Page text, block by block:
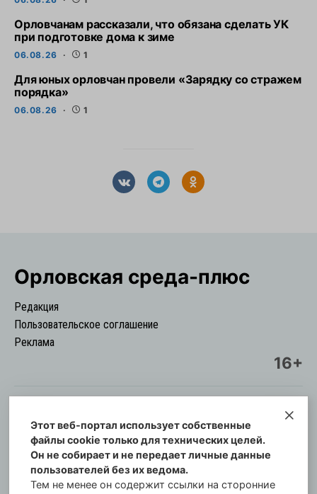
Орловчанам рассказали, что обязана сделать УК
при подготовке дома к зиме
06.08.26 1
Для юных орловчан провели «Зарядку со стражем
порядка»
06.08.26 1
Орловская cреда-плюс
Редакция
Пользовательское соглашение
Реклама
16+
© Информационный городской портал
Орловская cреда-плюс, 2021-2026
Свидетельство о регистрации СМИ: ПИ №57-
00254 от 29 октября 2013 г.
Этот веб-портал использует собственные
файлы cookie только для технических целей.
Он не собирает и не передает личные данные
пользователей без их ведома.
Тем не менее он содержит ссылки на сторонние